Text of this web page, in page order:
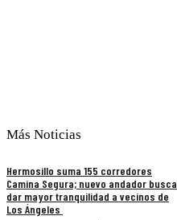
Más Noticias
Hermosillo suma 155 corredores
Camina Segura; nuevo andador busca
dar mayor tranquilidad a vecinos de
Los Ángeles